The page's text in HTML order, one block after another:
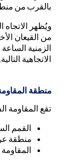
بالقرب من
ويُظهر الاتجاه
من القيعان
الاتجاهية التالية.
منطقة
تقع المقاومة
القمم
منطقة